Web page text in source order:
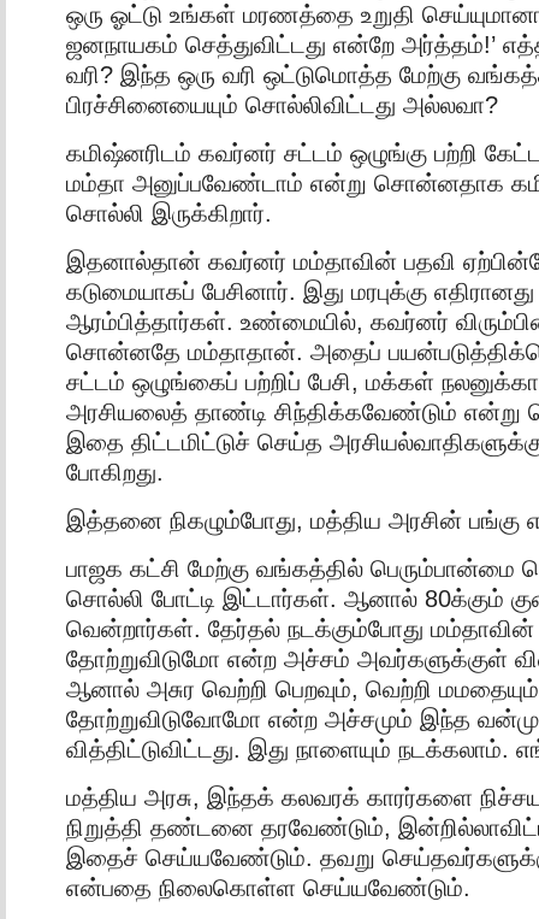
ஒரு ஓட்டு உங்கள் மரணத்தை உறுதி
ஜனநாயகம் செத்துவிட்டது என்றே அர்த்தம்!’
வரி? இந்த ஒரு வரி ஒட்டுமொத்த மேற்கு
பிரச்சினையையும் சொல்லிவிட்டது அல்லவா?
கமிஷ்னரிடம் கவர்னர் சட்டம் ஒழுங்கு பற்றி
மம்தா அனுப்பவேண்டாம் என்று சொன்னதாக
சொல்லி இருக்கிறார்.
இதனால்தான் கவர்னர் மம்தாவின் பதவி
கடுமையாகப் பேசினார். இது மரபுக்கு
ஆரம்பித்தார்கள். உண்மையில், கவர்னர்
சொன்னதே மம்தாதான். அதைப்
சட்டம் ஒழுங்கைப் பற்றிப் பேசி, மக்கள்
அரசியலைத் தாண்டி சிந்திக்கவேண்டும்
இதை திட்டமிட்டுச் செய்த
போகிறது.
இத்தனை நிகழும்போது, மத்திய அரசின் பங்கு
பாஜக கட்சி மேற்கு வங்கத்தில் பெரும்பான்மை
சொல்லி போட்டி இட்டார்கள். ஆனால் 80க்கும்
வென்றார்கள். தேர்தல் நடக்கும்போது
தோற்றுவிடுமோ என்ற அச்சம் அவர்களுக்குள்
ஆனால் அசுர வெற்றி பெறவும், வெற்றி மமதையும்
தோற்றுவிடுவோமோ என்ற அச்சமும் இந்த
வித்திட்டுவிட்டது. இது நாளையும் நடக்கலாம்.
மத்திய அரசு, இந்தக் கலவரக் காரர்களை
நிறுத்தி தண்டனை தரவேண்டும்,
இதைச் செய்யவேண்டும். தவறு
என்பதை நிலைகொள்ள செய்யவேண்டும்.